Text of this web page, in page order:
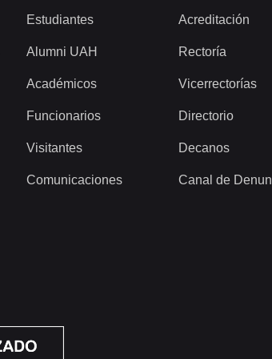
Estudiantes
Alumni UAH
Académicos
Funcionarios
Visitantes
Comunicaciones
Acreditación
Rectoría
Vicerrectorías
Directorio
Decanos
Canal de